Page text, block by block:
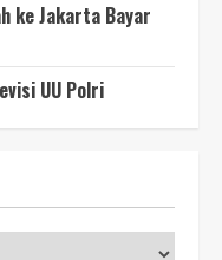
ke Jakarta Bayar
UU Polri